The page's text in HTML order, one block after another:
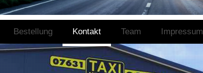
Bestellung Kontakt Team Impressum